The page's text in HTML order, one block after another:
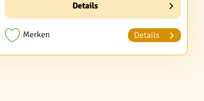
Details
Merken Details